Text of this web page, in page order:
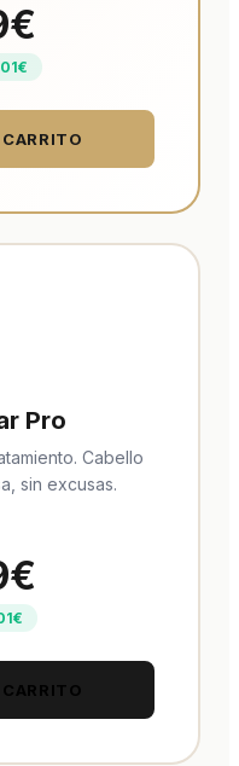
Pro
Cabello
sin excusas.